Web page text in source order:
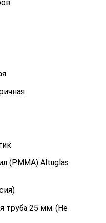
(PMMA) Altuglas
труба 25 мм. (Не